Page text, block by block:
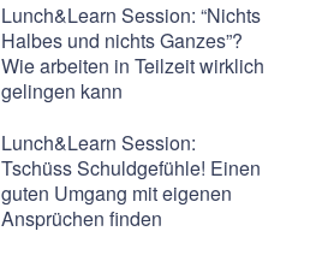
Lunch&Learn Session: “Nichts
Halbes und nichts Ganzes”?
Wie arbeiten in Teilzeit wirklich
gelingen kann
Lunch&Learn Session:
Tschüss Schuldgefühle! Einen
guten Umgang mit eigenen
Ansprüchen finden